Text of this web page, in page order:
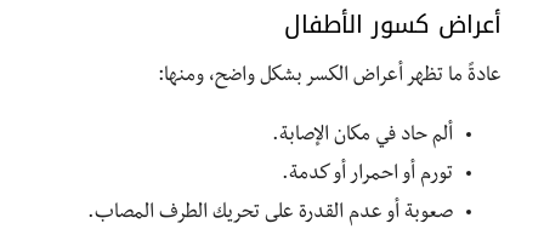
أعراض كسور الأطفال
عادةً ما تظهر أعراض الكسر بشكل واضح، ومنها:
ألم حاد في مكان الإصابة.
تورم أو احمرار أو كدمة.
صعوبة أو عدم القدرة على تحريك الطرف المصاب.